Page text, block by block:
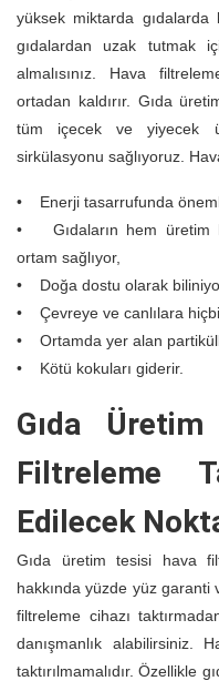
yüksek miktarda
gıdalardan uzak tutmak
almalısınız. Hava
ortadan kaldırır. Gıda
tüm içecek ve yiyecek
sirkülasyonu sağlıyoruz.
• Enerji tasarrufunda
• Gıdaların hem üretim
ortam sağlıyor,
• Doğa dostu olarak
• Çevreye ve canlılara
• Ortamda yer alan
• Kötü kokuları giderir.
Gıda
Filtreleme
Edilecek
Gıda üretim tesisi hava
hakkında yüzde yüz garanti
filtreleme cihazı
danışmanlık alabilirsiniz.
taktırılmamalıdır. Özellikle